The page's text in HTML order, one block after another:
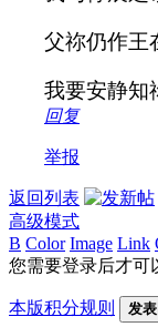
父祢仍作王
我要安静知
回复
举报
返回列表
高级模式
B Color Image Link
您需要登录后才可
本版积分规则 发